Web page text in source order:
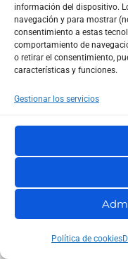
información del dispositivo.
navegación y para mostrar
consentimiento a estas
comportamiento de
o retirar el consentimiento,
características y funciones.
Gestionar los servicios
Política de cookies